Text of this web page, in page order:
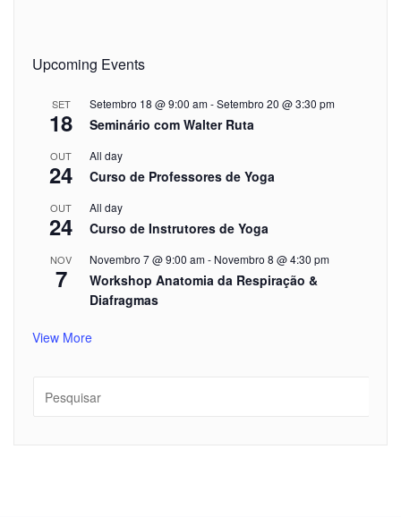
Upcoming Events
SET
18
Setembro 18 @ 9:00 am-Setembro 20 @ 3:30 pm
Seminário com Walter Ruta
OUT
24
All day
Curso de Professores de Yoga
OUT
24
All day
Curso de Instrutores de Yoga
NOV
7
Novembro 7 @ 9:00 am- Novembro 8 @ 4:30 pm
Workshop Anatomia da Respiração &
Diafragmas
View More